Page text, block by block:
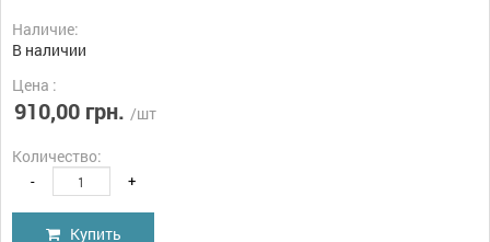
Наличие:
В наличии
Цена :
910,00 грн. /шт
Количество:
- +
Купить